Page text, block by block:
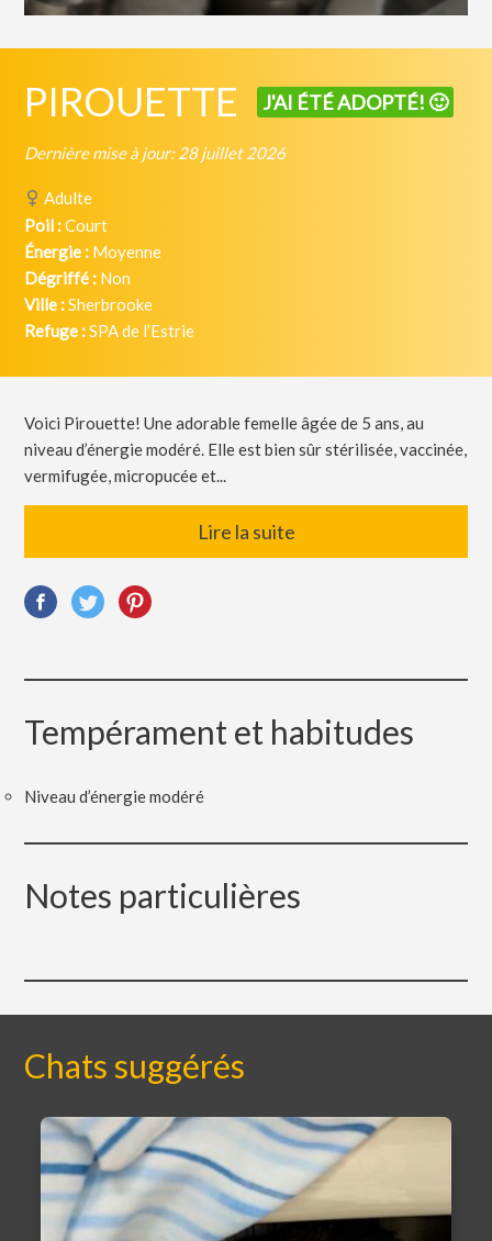
PIROUETTE J'AI ÉTÉ ADOPTÉ! 🙂
Dernière mise à jour: 28 juillet 2026
Adulte
Poil :Court
Énergie : Moyenne
Dégriffé : Non
Ville :Sherbrooke
Refuge :SPA de l’Estrie
Voici Pirouette! Une adorable femelle âgée de 5 ans, au
niveau d’énergie modéré. Elle est bien sûr stérilisée, vaccinée,
vermifugée, micropucée et...
Lire la suite
Tempérament et habitudes
Niveau d’énergie modéré
Notes particulières
Chats suggérés